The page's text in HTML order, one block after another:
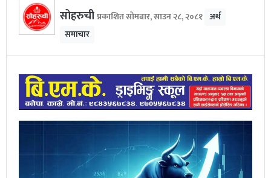
सोहरुचीप्रकाशित सोमबार, साउन २८, २०८१ अर्थ
समाचार